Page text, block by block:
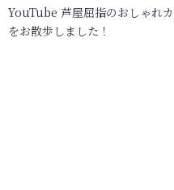
YouTube 芦屋屈指のおしゃれ
をお散歩しました！